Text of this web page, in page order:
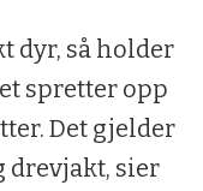
dyr, så holder
spretter opp
Det gjelder
drevjakt, sier